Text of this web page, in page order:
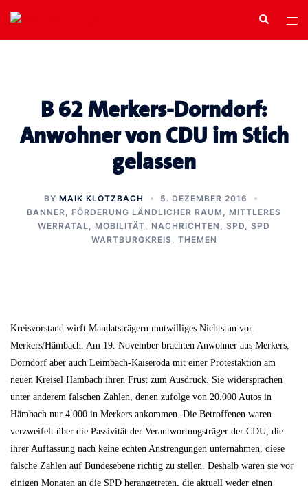
Zum
Inhalt
springen
Search
B 62 Merkers-Dorndorf:
Anwohner von CDU im Stich
gelassen
BY MAIK KLOTZBACH
5. DEZEMBER 2016
BANNER
FÖRDERUNG LÄNDLICHER RAUM
MITTLERES
WERRATAL
MOBILITÄT NACHRICHTEN SPD
SPD
WARTBURGKREIS
THEMEN
Kreisvorstand wirft Mandatsträgern mutwilliges Nichtstun vor.
Merkers/Hämbach. Am 19. November brachten Anwohner aus Merkers,
Dorndorf aber auch Leimbach-Kaiseroda mit einer Protestaktion am
neuen Kreisel Hämbach ihren Frust zum Ausdruck. Sie widersprachen
unter anderem falschen Zahlen, denen zufolge von 20.000 Autos in
Hämbach nur 4.000 in Merkers ankommen. Die Betroffenen waren
verzweifelt über die Passivität der Verantwortungsträger der CDU, die
ihrer Auffassung nach keine echten Anstrengungen unternahmen, diese
falsche Zahlen auf Bundesebene richtig zu stellen. Deshalb waren sie vor
einigen Monaten an die SPD herangetreten, die aktuell weder einen